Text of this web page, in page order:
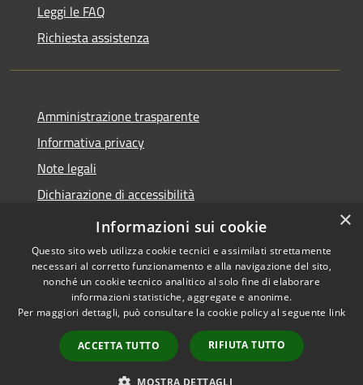
Leggi le FAQ
Richiesta assistenza
Amministrazione trasparente
Informativa privacy
Note legali
Dichiarazione di accessibilità
Feedback accessibilità
Accessibilità
Copyright © 2026 • Città di
Lamezia Terme • Powered by
Municipium•
Accesso
redazione
×
Informazioni sui cookie
Questo sito web utilizza cookie tecnici e assimilati strettamente
necessari al corretto funzionamento e alla navigazione del sito,
nonché un cookie tecnico analitico al solo fine di elaborare
informazioni statistiche, aggregate e anonime.
Per maggiori dettagli, può consultare la cookie policy al seguente link
ACCETTA TUTTO RIFIUTA TUTTO
MOSTRA DETTAGLI